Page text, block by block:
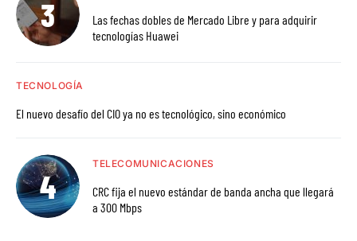
Las fechas dobles de Mercado Libre y para adquirir
tecnologías Huawei
TECNOLOGÍA
El nuevo desafío del CIO ya no es tecnológico, sino económico
TELECOMUNICACIONES
CRC fija el nuevo estándar de banda ancha que llegará
a 300 Mbps